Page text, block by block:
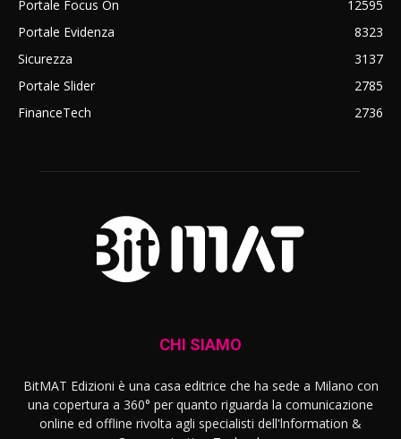
Portale Focus On
12595
Portale Evidenza
8323
Sicurezza
3137
Portale Slider
2785
FinanceTech
2736
CHI SIAMO
BitMAT Edizioni è una casa editrice che ha sede a Milano con
una copertura a 360° per quanto riguarda la comunicazione
online ed offline rivolta agli specialisti dell'lnformation &